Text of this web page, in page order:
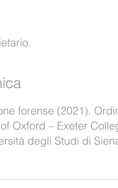
forense (2021).
Oxford – Exeter
degli Studi di